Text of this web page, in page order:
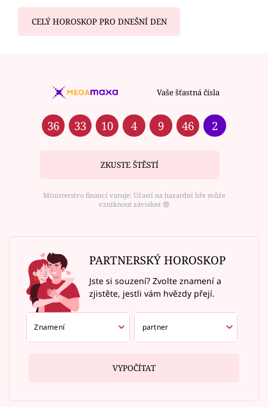
CELÝ HOROSKOP PRO DNEŠNÍ DEN
Vaše šťastná čísla
36 33 10 4 9 46 2
ZKUSTE ŠTĚSTÍ
Ministerstvo financí varuje: Účastí na hazardní hře může
vzniknout závislost ⑱
PARTNERSKÝ HOROSKOP
Jste si souzení? Zvolte znamení a
zjistěte, jestli vám hvězdy přejí.
VYPOČÍTAT